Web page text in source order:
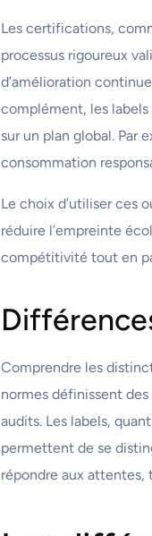
Les certifications,
processus rigoureux
d’amélioration
complément, les
sur un plan global. Par
consommation
Le choix d’utiliser ces
réduire l’empreinte
compétitivité tout en
Comprendre les
normes définissent
audits. Les labels,
permettent de se
répondre aux attentes,